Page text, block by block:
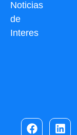
Noticias
de
Interes